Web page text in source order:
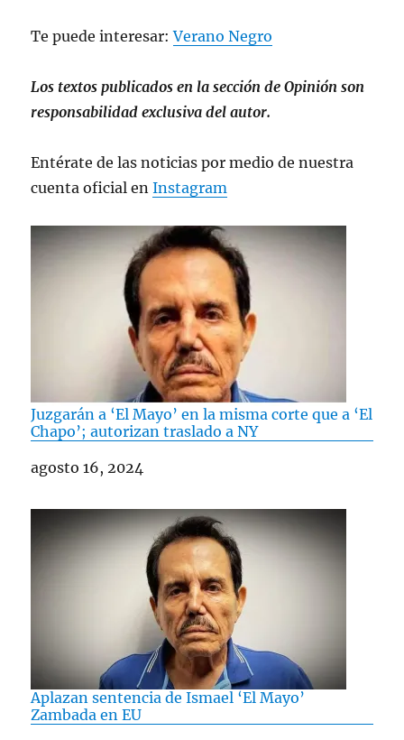
Te puede interesar:Verano Negro
Los textos publicados en la sección de Opinión son
responsabilidad exclusiva del autor.
Entérate de las noticias por medio de nuestra
cuenta oficial enInstagram
Juzgarán a ‘El Mayo’ en la misma corte que a ‘El
Chapo’; autorizan traslado a NY
Fecha
agosto 16, 2024
Aplazan sentencia de Ismael ‘El Mayo’
Zambada en EU